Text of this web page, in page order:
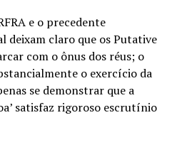
e o precedente
deixam claro que os Putative
com o ônus dos réus; o
o exercício da
se demonstrar que a
satisfaz rigoroso escrutínio